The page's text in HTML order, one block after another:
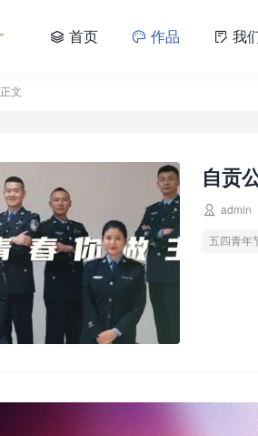
 首页  作品  我
文
自贡
 admin
五四青年